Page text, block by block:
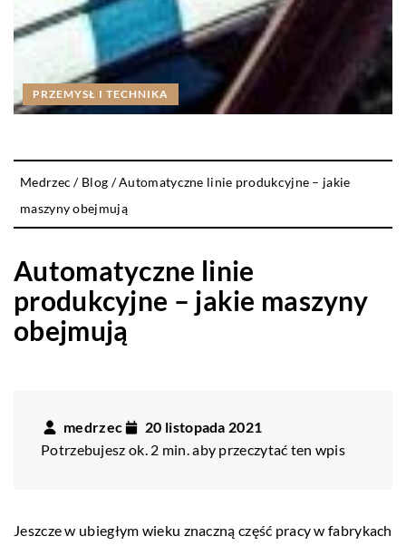
PRZEMYSŁ I TECHNIKA
Medrzec / Blog /Automatyczne linie produkcyjne – jakie
maszyny obejmują
Automatyczne linie
produkcyjne – jakie maszyny
obejmują
medrzec
20 listopada 2021
Potrzebujesz ok. 2 min. aby przeczytać ten wpis
Jeszcze w ubiegłym wieku znaczną część pracy w fabrykach